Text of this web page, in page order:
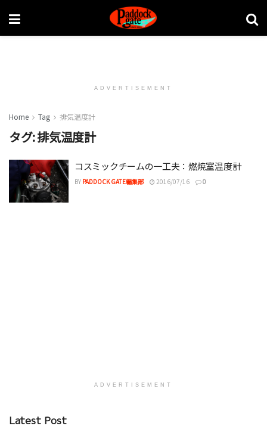
ADVERTISEMENT
Home Tag 排気温度計
タグ:排気温度計
コスミックチームの一工夫：燃焼室温度計
BY PADDOCK GATE編集部 2016/07/16 0
ADVERTISEMENT
Latest Post